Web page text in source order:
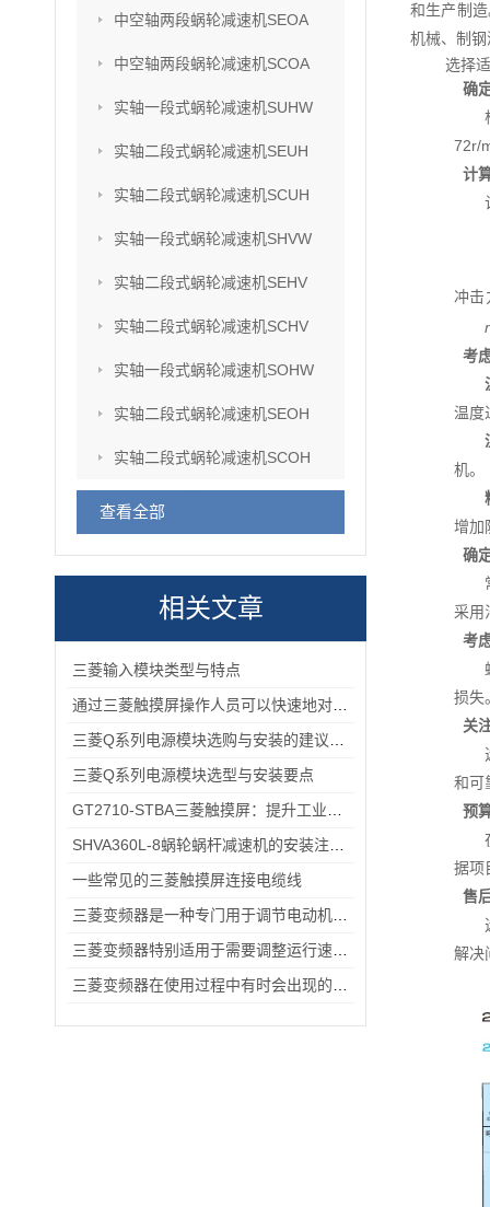
中空轴两段蜗轮减速机SEOA
中空轴两段蜗轮减速机SCOA
实轴一段式蜗轮减速机SUHW
实轴二段式蜗轮减速机SEUH
实轴二段式蜗轮减速机SCUH
实轴一段式蜗轮减速机SHVW
实轴二段式蜗轮减速机SEHV
实轴二段式蜗轮减速机SCHV
实轴一段式蜗轮减速机SOHW
实轴二段式蜗轮减速机SEOH
实轴二段式蜗轮减速机SCOH
查看全部
相关文章
三菱输入模块类型与特点
三菱Q系列电源模块选型与安装要点
一些常见的三菱触摸屏连接电缆线
和生产制
机械、制
选择
确
72r/
计
冲
考
温度
机。
增加
确
采用
考
损失
关
和可
预
据项
售
解决